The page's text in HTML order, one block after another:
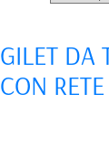
GILET DA
CON RETE